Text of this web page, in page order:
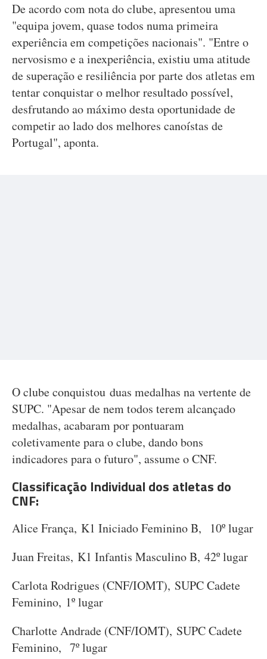
De acordo com nota do clube, apresentou uma
"equipa jovem, quase todos numa primeira
experiência em competições nacionais". "Entre o
nervosismo e a inexperiência, existiu uma atitude
de superação e resiliência por parte dos atletas em
tentar conquistar o melhor resultado possível,
desfrutando ao máximo desta oportunidade de
competir ao lado dos melhores canoístas de
Portugal", aponta.
O clube conquistou duas medalhas na vertente de
SUPC. "Apesar de nem todos terem alcançado
medalhas, acabaram por pontuaram
coletivamente para o clube, dando bons
indicadores para o futuro", assume o CNF.
Classificação Individual dos atletas do
CNF:
Alice França, K1 Iniciado Feminino B, 10º lugar
Juan Freitas, K1 Infantis Masculino B, 42º lugar
Carlota Rodrigues (CNF/IOMT), SUPC Cadete
Feminino, 1º lugar
Charlotte Andrade (CNF/IOMT), SUPC Cadete
Feminino, 7º lugar